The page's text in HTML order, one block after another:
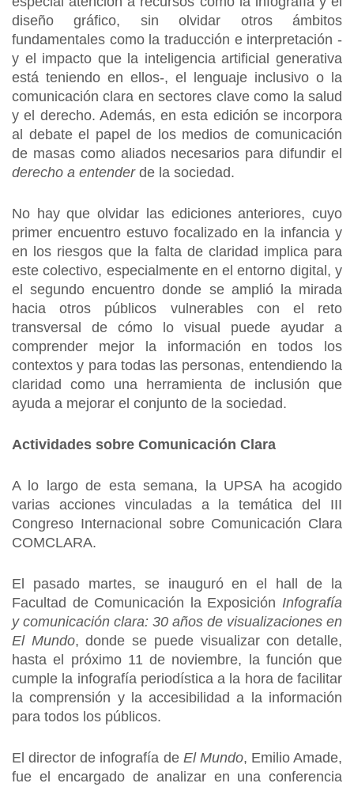
diseño gráfico, sin olvidar otros ámbitos
fundamentales como la traducción e interpretación -
y el impacto que la inteligencia artificial generativa
está teniendo en ellos-, el lenguaje inclusivo o la
comunicación clara en sectores clave como la salud
y el derecho. Además, en esta edición se incorpora
al debate el papel de los medios de comunicación
de masas como aliados necesarios para difundir el
derecho a entenderde la sociedad.
No hay que olvidar las ediciones anteriores, cuyo
primer encuentro estuvo focalizado en la infancia y
en los riesgos que la falta de claridad implica para
este colectivo, especialmente en el entorno digital, y
el segundo encuentro donde se amplió la mirada
hacia otros públicos vulnerables con el reto
transversal de cómo lo visual puede ayudar a
comprender mejor la información en todos los
contextos y para todas las personas, entendiendo la
claridad como una herramienta de inclusión que
ayuda a mejorar el conjunto de la sociedad.
Actividades sobre Comunicación Clara
A lo largo de esta semana, la UPSA ha acogido
varias acciones vinculadas a la temática del III
Congreso Internacional sobre Comunicación Clara
COMCLARA.
El pasado martes, se inauguró en el hall de la
Facultad de Comunicación la Exposición Infografía
y comunicación clara: 30 años de visualizaciones en
El Mundo, donde se puede visualizar con detalle,
hasta el próximo 11 de noviembre, la función que
cumple la infografía periodística a la hora de facilitar
la comprensión y la accesibilidad a la información
para todos los públicos.
El director de infografía de El Mundo, Emilio Amade,
fue el encargado de analizar en una conferencia